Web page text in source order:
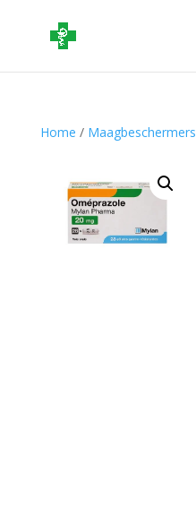
Home / Maagbeschermers